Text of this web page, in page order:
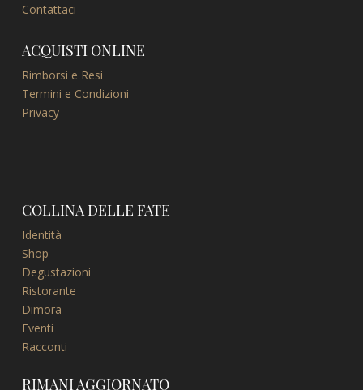
Contattaci
ACQUISTI ONLINE
Rimborsi e Resi
Termini e Condizioni
Privacy
COLLINA DELLE FATE
Identità
Shop
Degustazioni
Ristorante
Dimora
Eventi
Racconti
RIMANI AGGIORNATO